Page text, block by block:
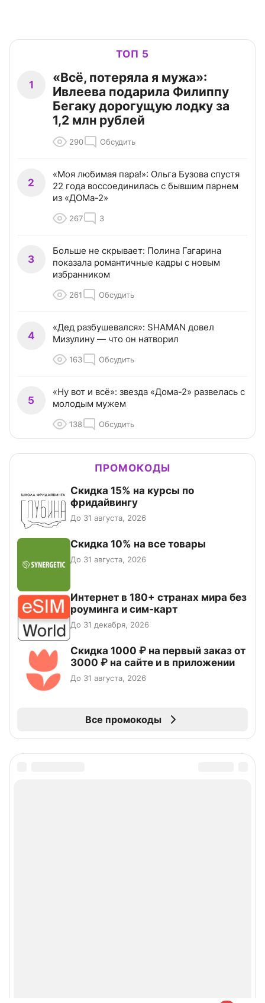
ТОП 5
1
«Всё, потеряла я мужа»:
Ивлеева подарила Филиппу
Бегаку дорогущую лодку за
1,2 млн рублей
290 Обсудить
2
«Моя любимая пара!»: Ольга Бузова спустя
22 года воссоединилась с бывшим парнем
из «ДОМа-2»
267 3
3
Больше не скрывает: Полина Гагарина
показала романтичные кадры с новым
избранником
261 Обсудить
4
«Дед разбушевался»: SHAMAN довел
Мизулину — что он натворил
163 Обсудить
5
«Ну вот и всё»: звезда «Дома-2» развелась с
молодым мужем
138 Обсудить
ПРОМОКОДЫ
Скидка 15% на курсы по
фридайвингу
До 31 августа, 2026
Скидка 10% на все товары
До 31 августа, 2026
Интернет в 180+ странах мира без
роуминга и сим-карт
До 31 декабря, 2026
Скидка 1000 ₽ на первый заказ от
3000 ₽ на сайте и в приложении
До 31 августа, 2026
Все промокоды